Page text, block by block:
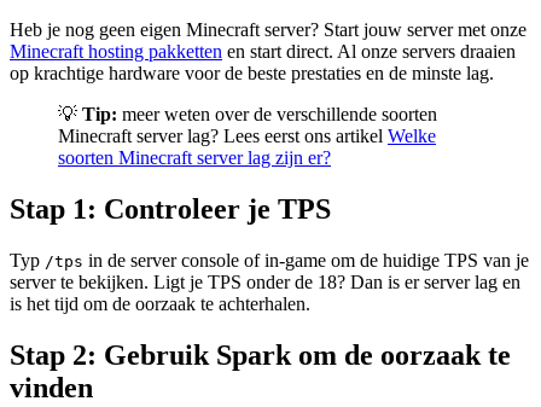
Heb je nog geen eigen Minecraft server? Start jouw server met onze
Minecraft hosting pakketten en start direct. Al onze servers draaien
op krachtige hardware voor de beste prestaties en de minste lag.
💡 Tip: meer weten over de verschillende soorten
Minecraft server lag? Lees eerst ons artikel Welke
soorten Minecraft server lag zijn er?
Stap 1: Controleer je TPS
Typ /tps in de server console of in-game om de huidige TPS van je
server te bekijken. Ligt je TPS onder de 18? Dan is er server lag en
is het tijd om de oorzaak te achterhalen.
Stap 2: Gebruik Spark om de oorzaak te
vinden